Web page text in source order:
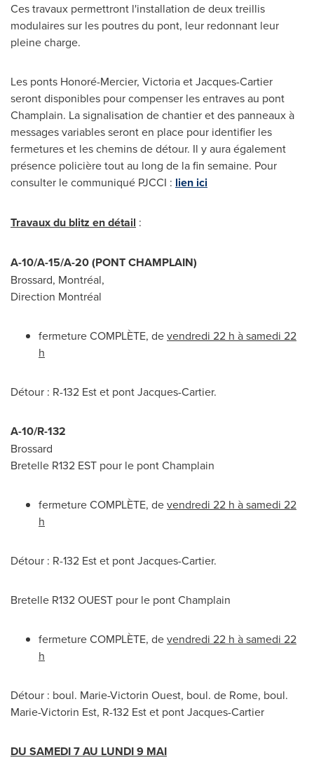
Ces travaux permettront l'installation de deux treillis
modulaires sur les poutres du pont, leur redonnant leur
pleine charge.
Les ponts Honoré-Mercier, Victoriaet Jacques-Cartier
seront disponibles pour compenser les entraves au pont
Champlain. La signalisation de chantier et des panneaux à
messages variables seront en place pour identifier les
fermetures et les chemins de détour. Il y aura également
présence policière tout au long de la fin semaine. Pour
consulter le communiqué PJCCI : lien ici
Travaux du blitz en détail :
A-10/A-15/A-20 (PONT CHAMPLAIN)
Brossard, Montréal,
Direction Montréal
fermeture COMPLÈTE, devendredi 22 h à samedi 22
h
Détour : R-132 Estet pont Jacques-Cartier.
A-10/R-132
Brossard
Bretelle R132 EST pour le pont Champlain
fermeture COMPLÈTE, devendredi 22 h à samedi 22
h
Détour : R-132 Estet pont Jacques-Cartier.
Bretelle R132 OUEST pour le pont Champlain
fermeture COMPLÈTE, devendredi 22 h à samedi 22
h
Détour : boul. Marie-Victorin Ouest, boul. de Rome, boul.
Marie-Victorin Est, R-132 Estet pont Jacques-Cartier
DU SAMEDI7 AU LUNDI 9 MAI